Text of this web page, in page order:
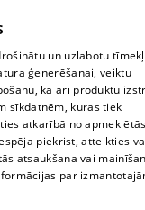
vienkāršu
informācijas,
jebkādā formā
automātiskā
web lapas
un uzlabotu
ģenerēšanai, veiktu
kā arī produktu
sīkdatnēm, kuras tiek
atkarībā no
piekrist, atteikties
atsaukšana vai
par